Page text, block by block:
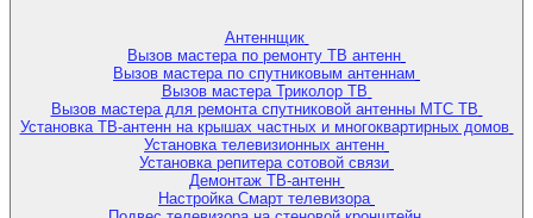
Антеннщик
Вызов мастера по ремонту ТВ антенн
Вызов мастера по спутниковым антеннам
Вызов мастера Триколор ТВ
Вызов мастера для ремонта спутниковой антенны МТС ТВ
Установка ТВ-антенн на крышах частных и многоквартирных домов
Установка телевизионных антенн
Установка репитера сотовой связи
Демонтаж ТВ-антенн
Настройка Смарт телевизора